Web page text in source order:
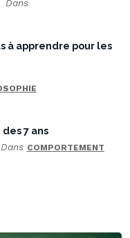
Dans
à apprendre pour les
7 ans
Dans COMPORTEMENT